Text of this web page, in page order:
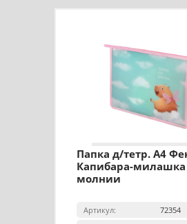
Папка д/тетр. А4
Капибара-милашка
молнии
Артикул:
72354